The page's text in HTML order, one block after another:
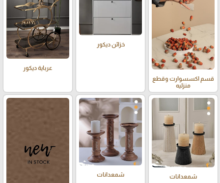
قسم اكسسوارت وقطع
منزليه
خزائن ديكور
عرباية ديكور
شمعدانات شمعدانات